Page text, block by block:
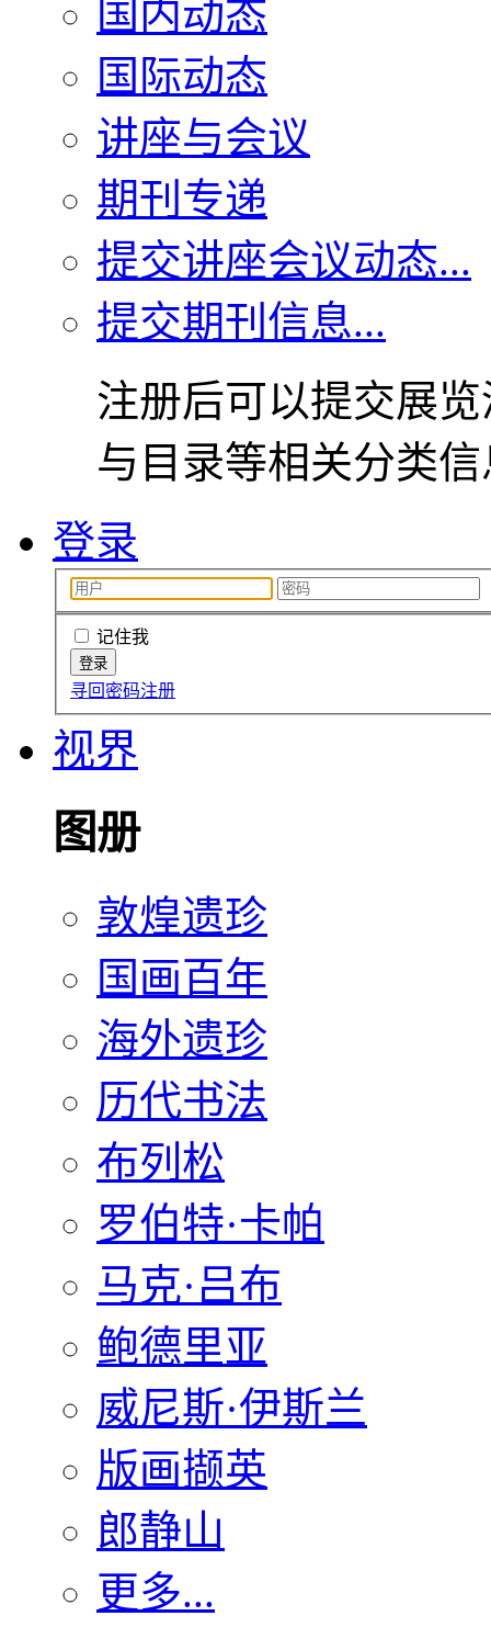
国内动态
国际动态
讲座与会议
期刊专递
提交讲座会议动态...
提交期刊信息...
注册后可以提交展
与目录等相关分类
登录
记住我
寻回密码注册
视界
图册
敦煌遗珍
国画百年
海外遗珍
历代书法
布列松
罗伯特·卡帕
马克·吕布
鲍德里亚
威尼斯·伊斯兰
版画撷英
郎静山
更多...